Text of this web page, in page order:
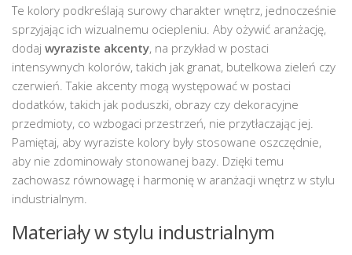
Te kolory podkreślają surowy charakter wnętrz, jednocześnie
sprzyjając ich wizualnemu ociepleniu. Aby ożywić aranżację,
dodaj wyraziste akcenty, na przykład w postaci
intensywnych kolorów, takich jak granat, butelkowa zieleń czy
czerwień. Takie akcenty mogą występować w postaci
dodatków, takich jak poduszki, obrazy czy dekoracyjne
przedmioty, co wzbogaci przestrzeń, nie przytłaczając jej.
Pamiętaj, aby wyraziste kolory były stosowane oszczędnie,
aby nie zdominowały stonowanej bazy. Dzięki temu
zachowasz równowagę i harmonię w aranżacji wnętrz w stylu
industrialnym.
Materiały w stylu industrialnym